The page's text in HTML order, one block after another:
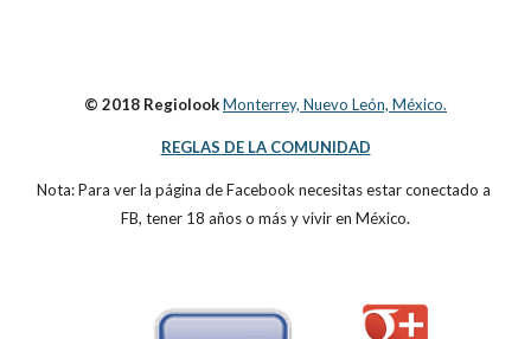
© 2018 RegiolookMonterrey, Nuevo León, México.
REGLAS DE LA COMUNIDAD
Nota: Para ver la página de Facebook necesitas estar conectado a
FB, tener 18 años o más y vivir en México.